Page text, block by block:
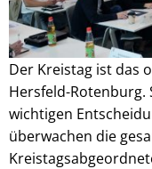
Der Kreistag ist das
Hersfeld-
wichtigen
überwachen die